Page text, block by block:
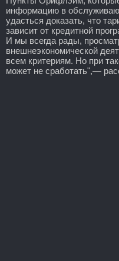
информацию в
удасться доказать, что
зависит от кредитной
И мы всегда рады,
внешнеэкономической
всем критериям. Но при
может не сработать",—